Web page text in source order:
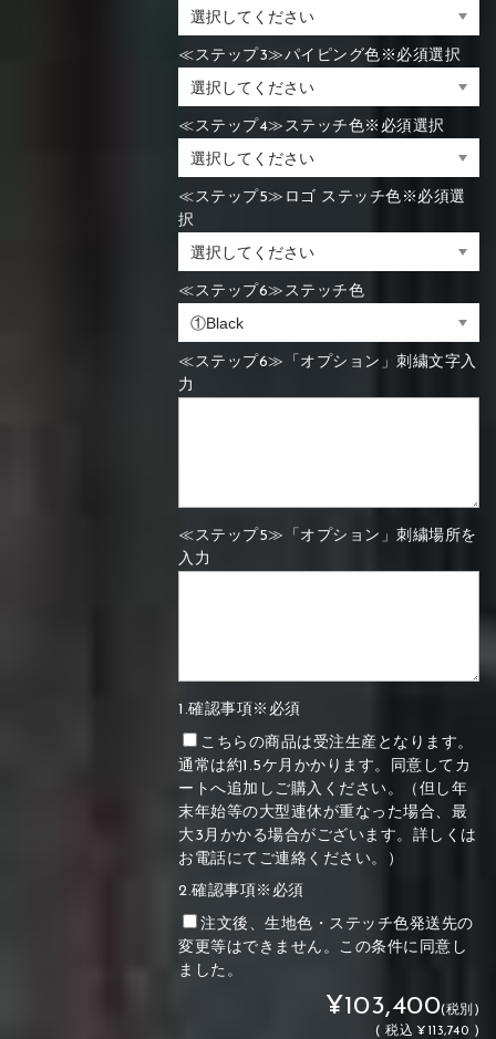
≪ステップ3≫パイピング色※必須選択
≪ステップ4≫ステッチ色※必須選択
≪ステップ5≫ロゴ ステッチ色※必須選
択
≪ステップ6≫ステッチ色
≪ステップ6≫「オプション」刺繍文字入
力
≪ステップ5≫「オプション」刺繍場所を
入力
1.確認事項※必須
こちらの商品は受注生産となります。
通常は約1.5ケ月かかります。同意してカ
ートへ追加しご購入ください。（但し年
末年始等の大型連休が重なった場合、最
大3月かかる場合がございます。詳しくは
お電話にてご連絡ください。）
2.確認事項※必須
注文後、生地色・ステッチ色発送先の
変更等はできません。この条件に同意し
ました。
¥103,400(税別)
(税込 ¥113,740 )